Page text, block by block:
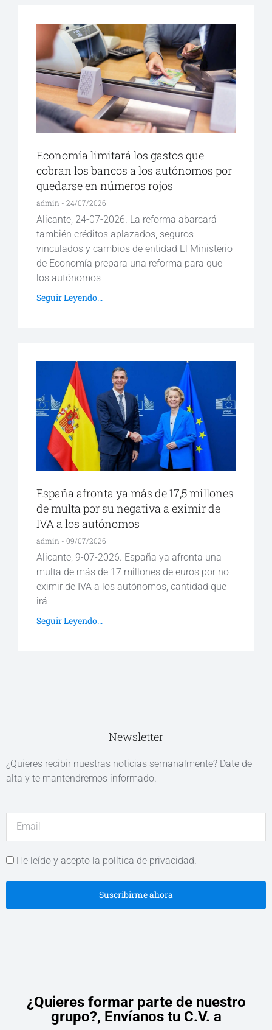
Economía limitará los gastos que
cobran los bancos a los autónomos por
quedarse en números rojos
admin 24/07/2026
Alicante, 24-07-2026. La reforma abarcará
también créditos aplazados, seguros
vinculados y cambios de entidad El Ministerio
de Economía prepara una reforma para que
los autónomos
Seguir Leyendo...
España afronta ya más de 17,5 millones
de multa por su negativa a eximir de
IVA a los autónomos
admin 09/07/2026
Alicante, 9-07-2026. España ya afronta una
multa de más de 17 millones de euros por no
eximir de IVA a los autónomos, cantidad que
irá
Seguir Leyendo...
Newsletter
¿Quieres recibir nuestras noticias semanalmente? Date de
alta y te mantendremos informado.
He leído y acepto la política de privacidad.
Suscribirme ahora
¿Quieres formar parte de nuestro
grupo?, Envíanos tu C.V. a